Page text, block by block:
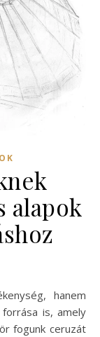
alapok
is, amely
fogunk ceruzát